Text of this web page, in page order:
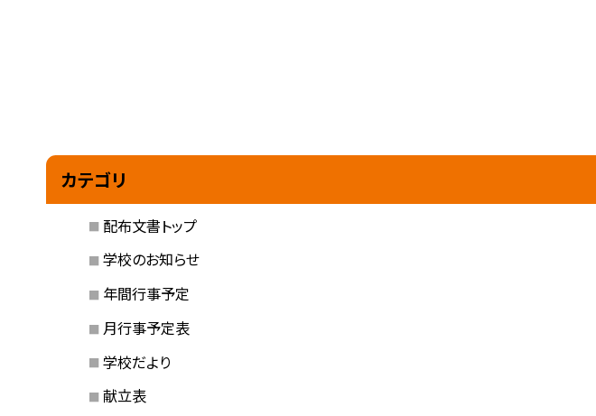
カテゴリ
配布文書トップ
学校のお知らせ
年間行事予定
月行事予定表
学校だより
献立表